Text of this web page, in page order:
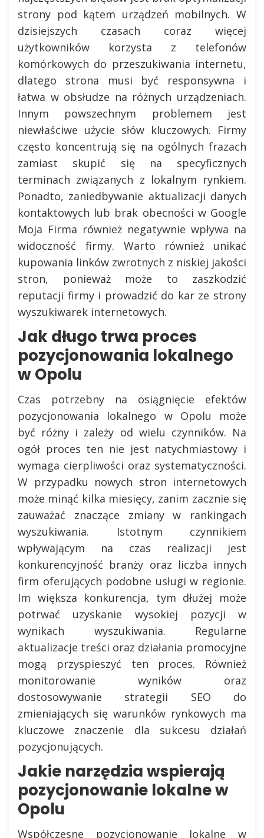
strony pod kątem urządzeń mobilnych. W
dzisiejszych czasach coraz więcej
użytkowników korzysta z telefonów
komórkowych do przeszukiwania internetu,
dlatego strona musi być responsywna i
łatwa w obsłudze na różnych urządzeniach.
Innym powszechnym problemem jest
niewłaściwe użycie słów kluczowych. Firmy
często koncentrują się na ogólnych frazach
zamiast skupić się na specyficznych
terminach związanych z lokalnym rynkiem.
Ponadto, zaniedbywanie aktualizacji danych
kontaktowych lub brak obecności w Google
Moja Firma również negatywnie wpływa na
widoczność firmy. Warto również unikać
kupowania linków zwrotnych z niskiej jakości
stron, ponieważ może to zaszkodzić
reputacji firmy i prowadzić do kar ze strony
wyszukiwarek internetowych.
Jak długo trwa proces
pozycjonowania lokalnego
w Opolu
Czas potrzebny na osiągnięcie efektów
pozycjonowania lokalnego w Opolu może
być różny i zależy od wielu czynników. Na
ogół proces ten nie jest natychmiastowy i
wymaga cierpliwości oraz systematyczności.
W przypadku nowych stron internetowych
może minąć kilka miesięcy, zanim zacznie się
zauważać znaczące zmiany w rankingach
wyszukiwania. Istotnym czynnikiem
wpływającym na czas realizacji jest
konkurencyjność branży oraz liczba innych
firm oferujących podobne usługi w regionie.
Im większa konkurencja, tym dłużej może
potrwać uzyskanie wysokiej pozycji w
wynikach wyszukiwania. Regularne
aktualizacje treści oraz działania promocyjne
mogą przyspieszyć ten proces. Również
monitorowanie wyników oraz
dostosowywanie strategii SEO do
zmieniających się warunków rynkowych ma
kluczowe znaczenie dla sukcesu działań
pozycjonujących.
Jakie narzędzia wspierają
pozycjonowanie lokalne w
Opolu
Współczesne pozycjonowanie lokalne w